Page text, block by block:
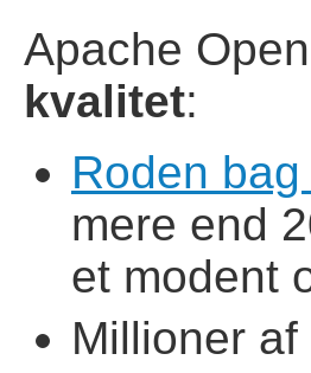
Apache
kvalitet:
Roden
mere end
et modent
Millioner